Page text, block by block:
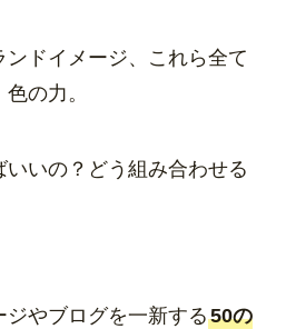
ンドイメージ、これら全て
の力。
いの？どう組み合わせる
やブログを一新する50の